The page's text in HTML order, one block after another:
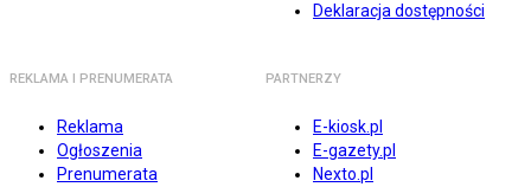
Deklaracja dostępności
REKLAMA I PRENUMERATA
Reklama
Ogłoszenia
Prenumerata
PARTNERZY
E-kiosk.pl
E-gazety.pl
Nexto.pl